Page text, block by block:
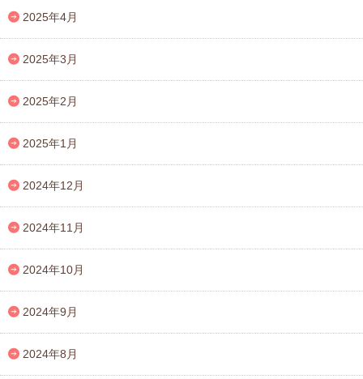
2025年4月
2025年3月
2025年2月
2025年1月
2024年12月
2024年11月
2024年10月
2024年9月
2024年8月